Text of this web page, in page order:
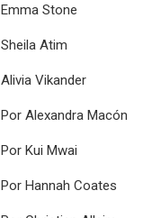
Emma Stone
Sheila Atim
Alivia Vikander
Por Alexandra Macón
Por Kui Mwai
Por Hannah Coates